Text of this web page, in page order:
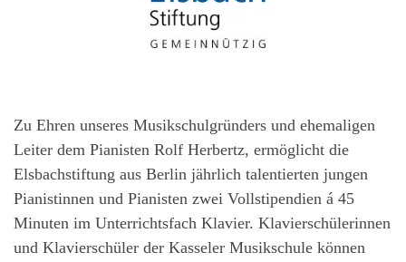
Zu Ehren unseres Musikschulgründers und ehemaligen
Leiter dem Pianisten Rolf Herbertz, ermöglicht die
Elsbachstiftung aus Berlin jährlich talentierten jungen
Pianistinnen und Pianisten zwei Vollstipendien á 45
Minuten im Unterrichtsfach Klavier. Klavierschülerinnen
und Klavierschüler der Kasseler Musikschule können